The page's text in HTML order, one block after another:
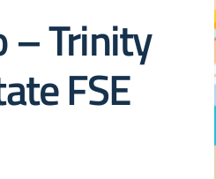
– Trinity
FSE